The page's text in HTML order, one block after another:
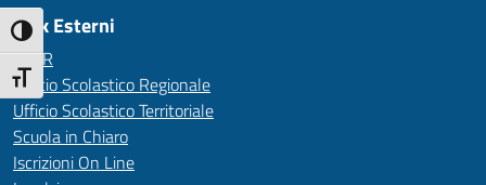
Attiva/disattiva alto contrasto
Attiva/disattiva dimensione testo
Link Esterni
MIUR
Ufficio Scolastico Regionale
Ufficio Scolastico Territoriale
Scuola in Chiaro
Iscrizioni On Line